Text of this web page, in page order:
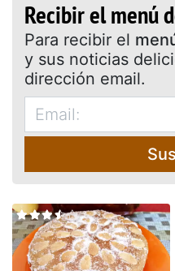
Recibir el menú
Para recibir el
y sus noticias
dirección email.